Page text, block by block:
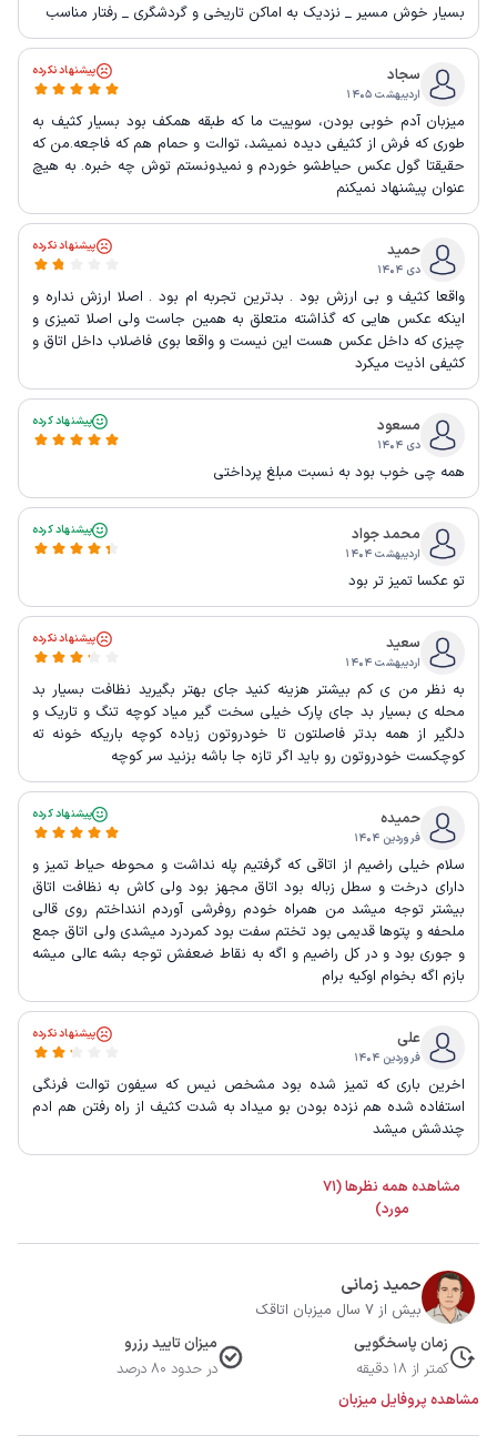
بسیار خوش مسیر _ نزدیک به اماکن تاریخی و گردشگری _ رفتار مناسب
سجاد
اردیبهشت ۱۴۰۵
پیشنهاد نکرده
میزبان آدم خوبی بودن، سوییت ما که طبقه همکف بود بسیار کثیف به
طوری که فرش از کثیفی دیده نمیشد، توالت و حمام هم که فاجعه.من که
حقیقتا گول عکس حیاطشو خوردم و نمیدونستم توش چه خبره. به هیچ
عنوان پیشنهاد نمیکنم
حمید
دی ۱۴۰۴
پیشنهاد نکرده
واقعا کثیف و بی ارزش بود . بدترین تجربه ام بود . اصلا ارزش نداره و
اینکه عکس هایی که گذاشته متعلق به همین جاست ولی اصلا تمیزی و
چیزی که داخل عکس هست این نیست و واقعا بوی فاضلاب داخل اتاق و
کثیفی اذیت میکرد
مسعود
دی ۱۴۰۴
پیشنهاد کرده
همه چی خوب بود به نسبت مبلغ پرداختی
محمد جواد
اردیبهشت ۱۴۰۴
پیشنهاد کرده
تو عکسا تمیز تر بود
سعید
اردیبهشت ۱۴۰۴
پیشنهاد نکرده
به نظر من ی کم بیشتر هزینه کنید جای بهتر بگیرید نظافت بسیار بد
محله‌ ی بسیار بد جای پارک خیلی سخت گیر میاد کوچه تنگ و تاریک و
دلگیر از همه بدتر فاصلتون تا خودروتون زیاده کوچه باریکه خونه ته
کوچکست خودروتون رو باید اگر تازه جا باشه بزنید سر کوچه
حمیده
فروردین ۱۴۰۴
پیشنهاد کرده
سلام خیلی راضیم از اتاقی که گرفتیم پله نداشت و محوطه حیاط تمیز و
دارای درخت و سطل زباله بود اتاق مجهز بود ولی کاش به نظافت اتاق
بیشتر توجه میشد من همراه خودم روفرشی آوردم اننداختم روی قالی
ملحفه و پتوها قدیمی بود تختم سفت بود کمردرد میشدی ولی اتاق جمع
و جوری بود و در کل راضیم و اگه به نقاط ضعفش توجه بشه عالی میشه
بازم اگه بخوام اوکیه برام
علی
فروردین ۱۴۰۴
پیشنهاد نکرده
اخرین باری که تمیز شده بود مشخص نیس که سیفون توالت فرنگی
استفاده شده هم نزده بودن بو میداد به شدت کثیف از راه رفتن هم ادم
چندشش میشد
مشاهده همه نظرها (71
مورد)
حمید زمانی
بیش از 7 سال میزبان اتاقک
زمان پاسخگویی
کمتر از 18 دقیقه
میزان تایید رزرو
در حدود 80 درصد
مشاهده پروفایل میزبان